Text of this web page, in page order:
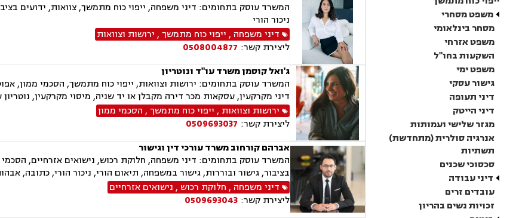
משפט מסחרי
מסחר בינלאומי
משפט אזרחי
השקעות בחו"ל
משפט ימי
גישור עסקי
דיני תעופה
דיני הייטק
מגזר שלישי ועמותות
אנרגיה סולרית (מתחדשת)
תשתיות
סכסוכי שכנים
דיני עבודה
עובדים זרים
זכויות נשים בהריון
המשרד עוסק בתחומים: דיני משפחה, ייפוי כוח מתמשך, צוואות, ידועים
ניכור הורי
דיני משפחה , ייפוי כוח מתמשך, ירושות וצוואות
ליצירת קשר: 0508004877
ג'ואל קוסמן משרד עו"ד ונוטריון
המשרד עוסק בתחומים: ירושות וצוואות, ייפוי כוח מתמשך, הסכמי ממון,
דיני מקרקעין, עסקאות מכר דירה מקבלן או יד שניה, מיסוי מקרקעין,
ירושות וצוואות , ייפוי כוח מתמשך, הסכמי ממון
ליצירת קשר: 0509693037
אברהם קורחוב משרד עורכי דין וגישור
המשרד עוסק בתחומים: דיני משפחה, חלוקת רכוש, נישואים אזרחיים, הסכמי
בציבור, גישור ובוררות, גישור במשפחה, תיאום הורי, ניכור הורי, כתובה,
דיני משפחה , חלוקת רכוש , נישואים אזרחיים
ליצירת קשר: 0509693043